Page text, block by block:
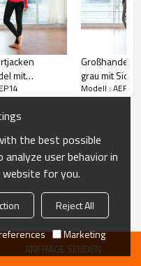
Kollektion zu
mit
Großhandel
grau mit Side
Modell : AEP14
ANFRAGE SENDEN
the best possible
user behavior in
for you.
Reject All
Marketing